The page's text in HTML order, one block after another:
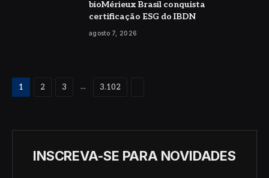
bioMérieux Brasil conquista
certificação ESG do IBDN
agosto 7, 2026
1 2 3 ... 3.102
INSCREVA-SE PARA NOVIDADES